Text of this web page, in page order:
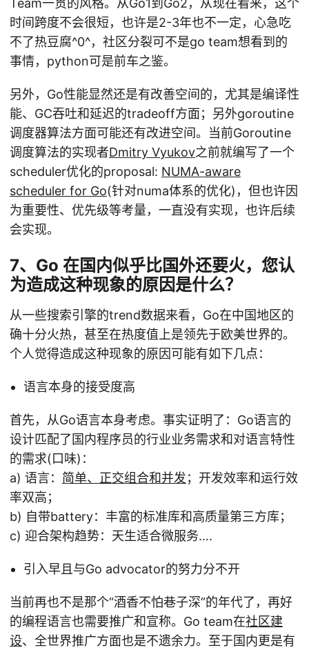
时间跨度不会很短，也许是2-3年也不一定，心急吃
不了热豆腐^0^，社区分裂可不是go team想看到的
事情，python可是前车之鉴。
另外，Go性能显然还是有改善空间的，尤其是编译性
能、GC吞吐和延迟的tradeoff方面；另外goroutine
调度器算法方面可能还有改进空间。当前Goroutine
调度算法的实现者Dmitry Vyukov之前就编写了一个
scheduler优化的proposal: NUMA-aware
scheduler for Go(针对numa体系的优化)，但也许因
为重要性、优先级等考量，一直没有实现，也许后续
会实现。
7、Go 在国内似乎比国外还要火，您认
为造成这种现象的原因是什么？
从一些搜索引擎的trend数据来看，Go在中国地区的
确十分火热，甚至在热度值上是领先于欧美世界的。
个人觉得造成这种现象的原因可能有如下几点：
语言本身的接受度高
首先，从Go语言本身考虑。事实证明了：Go语言的
设计匹配了国内程序员的行业业务需求和对语言特性
的需求(口味)：
a) 语言： 简单、正交组合和并发；开发效率和运行效
率双高；
b) 自带battery：丰富的标准库和高质量第三方库；
c) 迎合架构趋势：天生适合微服务….
引入早且与Go advocator的努力分不开
当前再也不是那个“酒香不怕巷子深”的年代了，再好
的编程语言也需要推广和宣称。Go team在社区建
设、全世界推广方面也是不遗余力。至于国内更是有